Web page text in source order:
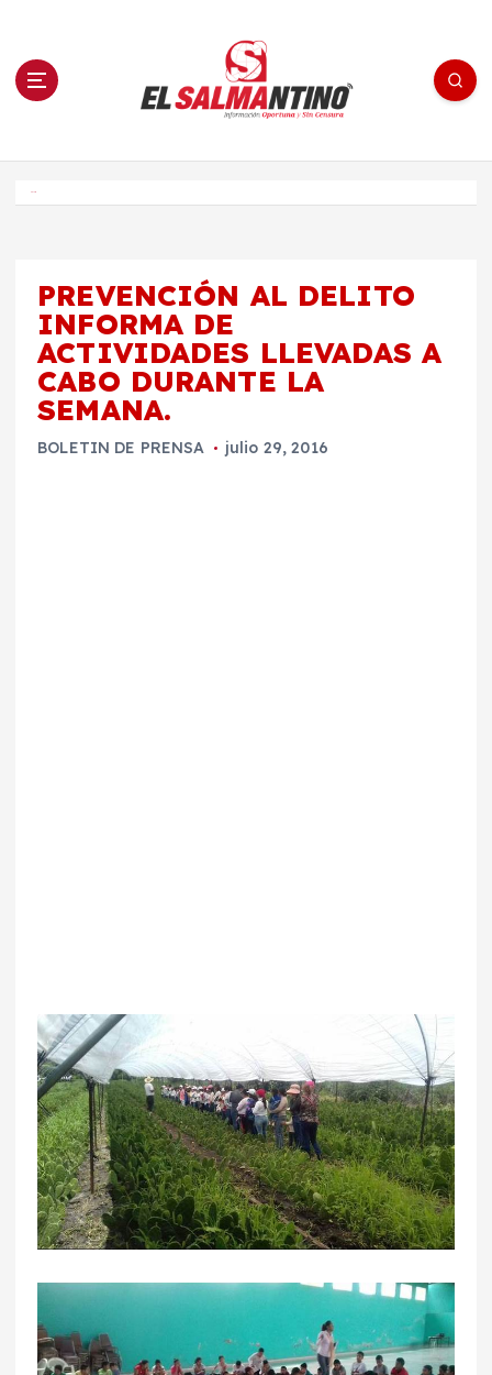
n El Salmantino - medios/noticias/editorial
PREVENCIÓN AL DELITO
INFORMA DE
ACTIVIDADES LLEVADAS A
CABO DURANTE LA
SEMANA.
BOLETIN DE PRENSA julio 29, 2016